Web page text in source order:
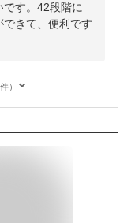
です。42段階に
できて、便利です
）